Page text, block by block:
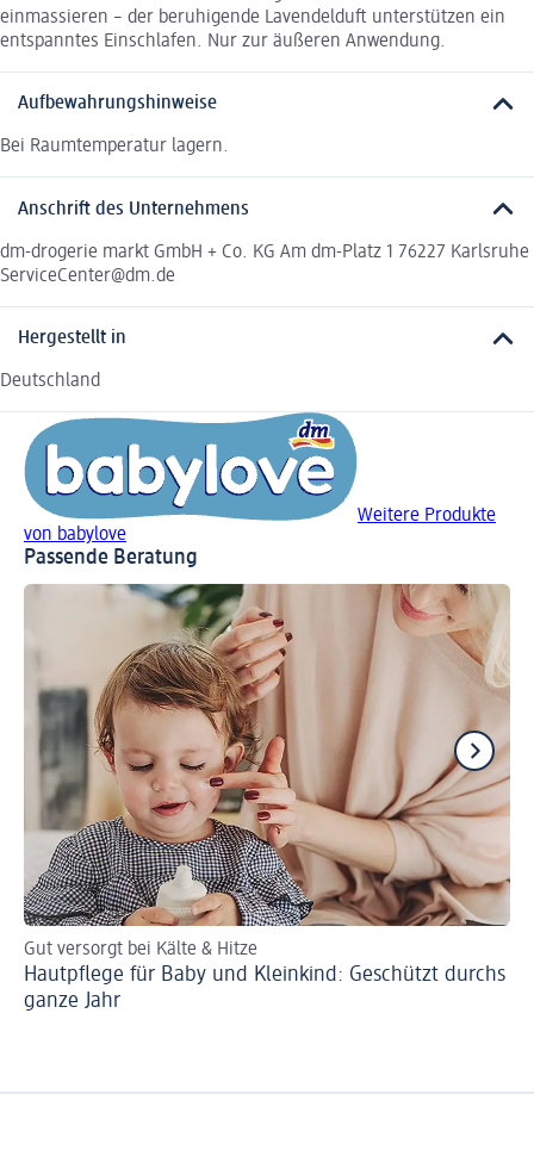
einmassieren – der beruhigende Lavendelduft unterstützen ein
entspanntes Einschlafen. Nur zur äußeren Anwendung.
Aufbewahrungshinweise
Bei Raumtemperatur lagern.
Anschrift des Unternehmens
dm-drogerie markt GmbH + Co. KG Am dm-Platz 1 76227 Karlsruhe
ServiceCenter@dm.de
Hergestellt in
Deutschland
Weitere Produkte
von babylove
Passende Beratung
Gut versorgt bei Kälte & Hitze
Hautpflege für Baby und Kleinkind: Geschützt durchs
ganze Jahr